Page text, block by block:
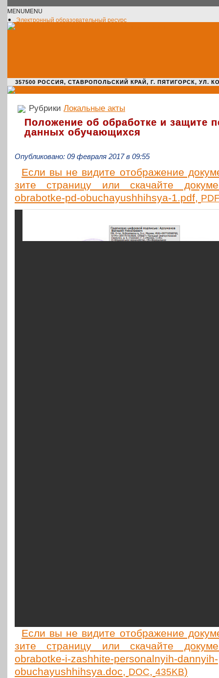
MENUMENU
Электронный образовательный ресурс
357500 РОССИЯ, СТАВРОПОЛЬСКИЙ КРАЙ, Г. ПЯТИГОРСК, УЛ.
Рубрики Локальные акты
Положение об обработке и защите
данных обучающихся
Опубликовано: 09 февраля 2017 в 09:55
Если вы не видите отоб­ра­же­ние
зи­те стра­ни­цу или ска­чай­те
obrabotke-pd-obuchayushhihsya‑1.pdf,
Если вы не видите отоб­ра­же­ние
зи­те стра­ни­цу или ска­чай­те
obrabotke-i-zashhite-personalnyih-dannyih-
obuchayushhihsya.doc, DOC, 435KB)